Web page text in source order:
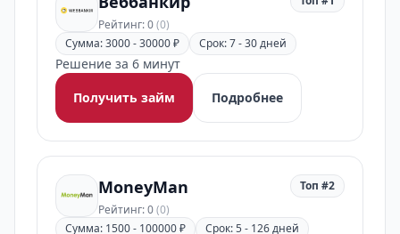
Рейтинг: 0(0)
Сумма: 3000 - 30000 ₽ Срок: 7 - 30 дней
Решение за 6 минут
Получить займ
Подробнее
MoneyMan
Рейтинг: 0(0)
Топ #2
Сумма: 1500 - 100000 ₽ Срок: 5 - 126 дней